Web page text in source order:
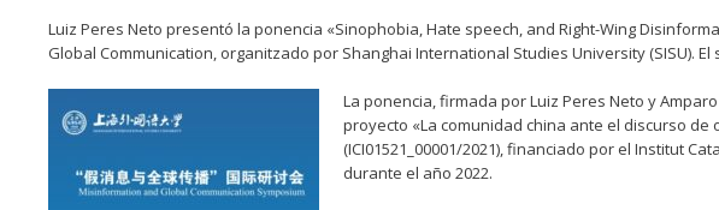
Luiz Peres Neto presentó la ponencia «Sinophobia, Hate speech, and Right-Wing
Global Communication, organitzado por Shanghai International Studies University (SISU).
La ponencia, firmada por Luiz Peres Neto y
proyecto «La comunidad china ante el discurso de
(ICI01521_00001/2021), financiado por el Institut
durante el año 2022.